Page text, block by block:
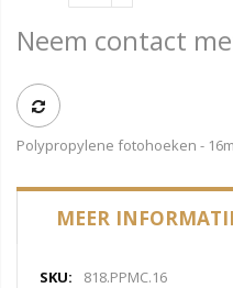
Neem contact
Polypropylene fotohoeken -
MEER
Meer
818.PPMC.16